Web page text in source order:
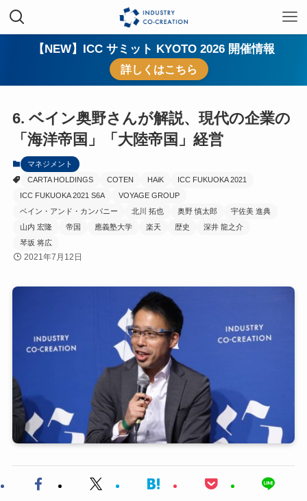
【NEW】ICC サミット KYOTO 2026 開催情報
詳しくはこちら
6. ベイン奥野さんが解説、現代の企業の
「海洋帝国」「大陸帝国」経営
マネジメント
CARTA HOLDINGS
COTEN HAiK
ICC FUKUOKA 2021
ICC FUKUOKA 2021 S6A
VOYAGE GROUP
ベイン・アンド・カンパニー
北川 拓也 奥野 慎太郎
宇佐美 進典
山内 宏隆
帝国 應義塾大学 楽天 歴史
深井 龍之介
琴坂 将広
2021年7月12日